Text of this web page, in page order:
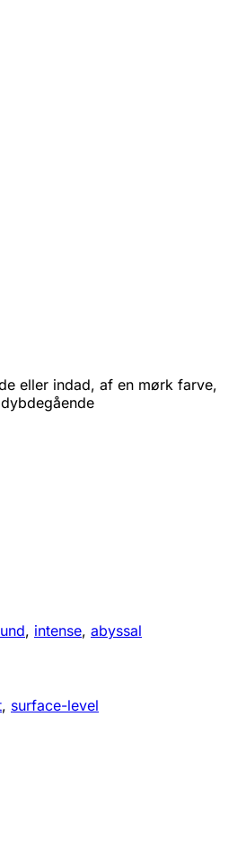
eller indad, af en mørk farve,
, intense, abyssal
, surface-level